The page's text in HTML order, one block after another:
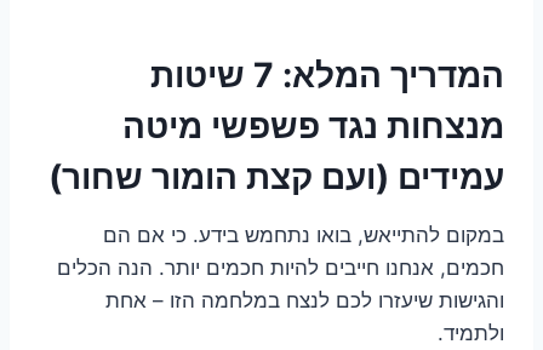
המדריך המלא: 7 שיטות
מנצחות נגד פשפשי מיטה
עמידים (ועם קצת הומור שחור)
במקום להתייאש, בואו נתחמש בידע. כי אם הם
חכמים, אנחנו חייבים להיות חכמים יותר. הנה הכלים
והגישות שיעזרו לכם לנצח במלחמה הזו – אחת
ולתמיד.